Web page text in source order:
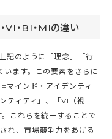
VI・BI・MIの違い
記のように「理念」「行
ます。この要素をさらに
マインド・アイデンティ
ティティ」、「VI（視
これらを統一することで
れ、市場競争力をあげる